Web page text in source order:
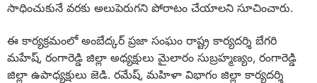
సాధించుకునే వరకు అలుపెరుగని పోరాటం చేయాలని సూచించారు.
ఈ కార్యక్రమంలో అంబేద్కర్ ప్రజా సంఘం రాష్ట్ర కార్యదర్శి బేగరి
మహేష్, రంగారెడ్డి జిల్లా అధ్యక్షులు మైలారం సుబ్రహ్మణ్యం, రంగారెడ్డి
జిల్లా ఉపాధ్యక్షులు జెడి. రమేష్, మహిళా విభాగం జిల్లా కార్యదర్శి